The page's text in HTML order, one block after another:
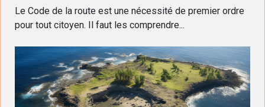
Le Code de la route est une nécessité de premier ordre
pour tout citoyen. Il faut les comprendre...